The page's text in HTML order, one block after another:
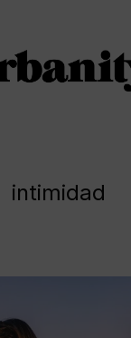
intimidad